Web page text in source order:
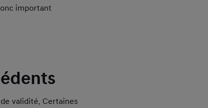
important
validité. Certaines